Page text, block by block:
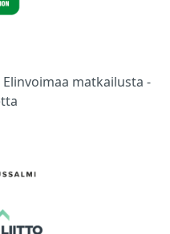
matkailusta -